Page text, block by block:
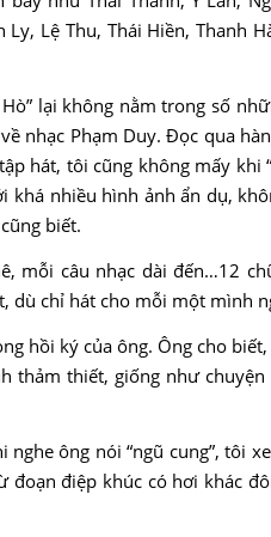
Lệ Thu, Thái Hiền, Thanh
lại không nằm trong số
nhạc Phạm Duy. Đọc qua
hát, tôi cũng không mấy khi
nhiều hình ảnh ẩn dụ,
biết.
mỗi câu nhạc dài đến…12
dù chỉ hát cho mỗi một mình
hồi ký của ông. Ông cho
thiết, giống như chuyện
ông nói “ngũ cung”, tôi
điệp khúc có hơi khác